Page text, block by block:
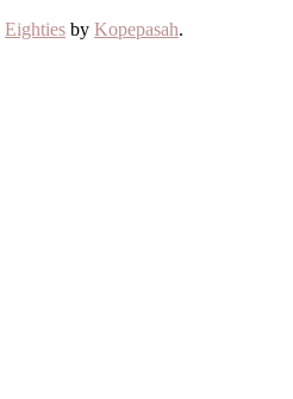
Eighties by Kopepasah.